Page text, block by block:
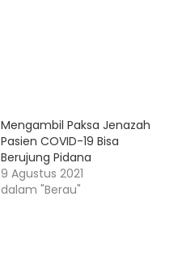
Mengambil Paksa Jenazah
Pasien COVID-19 Bisa
Berujung Pidana
9 Agustus 2021
dalam "Berau"